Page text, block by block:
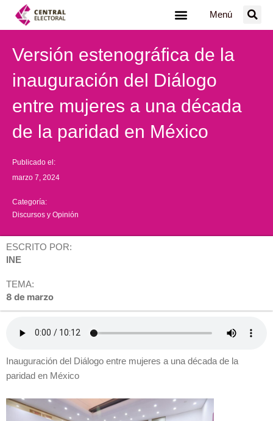
Menú
Versión estenográfica de la
inauguración del Diálogo
entre mujeres a una década
de la paridad en México
Publicado el:
marzo 7, 2024
Categoría:
Discursos y Opinión
ESCRITO POR:
INE
TEMA:
8 de marzo
Inauguración del Diálogo entre mujeres a una década de la
paridad en México